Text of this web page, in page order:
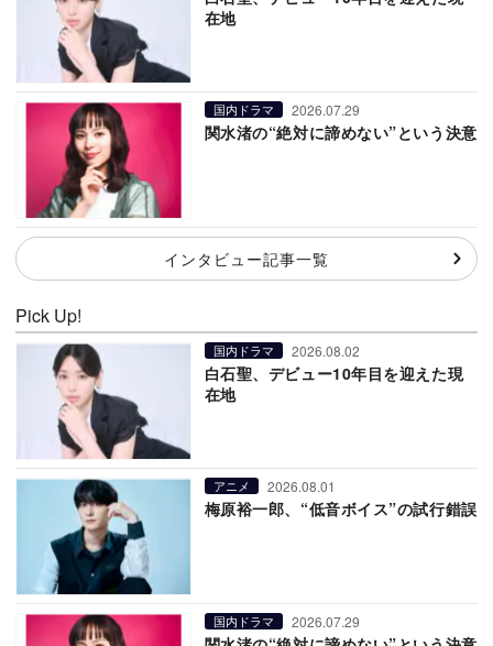
在地
国内ドラマ 2026.07.29
関水渚の“絶対に諦めない”という決意
インタビュー記事一覧
Pick Up!
国内ドラマ 2026.08.02
白石聖、デビュー10年目を迎えた現
在地
アニメ 2026.08.01
梅原裕一郎、“低音ボイス”の試行錯誤
国内ドラマ 2026.07.29